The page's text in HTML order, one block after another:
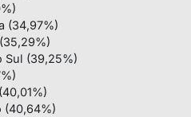
(34,97%)
Sul (39,25%)
(40,64%)